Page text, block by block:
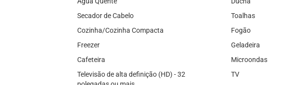
Secador de Cabelo
Toalhas
Cozinha/Cozinha Compacta
Fogão
Freezer
Geladeira
Cafeteira
Microondas
Televisão de alta definição (HD) - 32
TV